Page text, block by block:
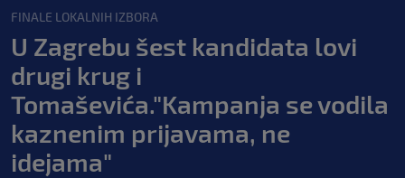
FINALE LOKALNIH IZBORA
U Zagrebu šest kandidata lovi
drugi krug i
Tomaševića."Kampanja se vodila
kaznenim prijavama, ne
idejama"